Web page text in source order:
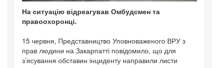
На ситуацію відреагував Омбудсмен та
правоохоронці.
15 червня, Представництво Уповноваженого ВРУ з
прав людини на Закарпатті повідомило, що для
з’ясування обставин інциденту направили листи